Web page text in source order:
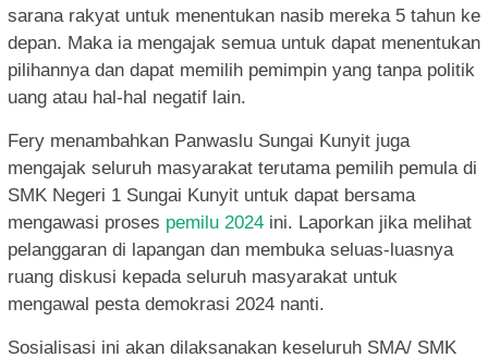
sarana rakyat untuk menentukan nasib mereka 5 tahun ke
depan. Maka ia mengajak semua untuk dapat menentukan
pilihannya dan dapat memilih pemimpin yang tanpa politik
uang atau hal-hal negatif lain.
Fery menambahkan Panwaslu Sungai Kunyit juga
mengajak seluruh masyarakat terutama pemilih pemula di
SMK Negeri 1 Sungai Kunyit untuk dapat bersama
mengawasi proses pemilu 2024 ini. Laporkan jika melihat
pelanggaran di lapangan dan membuka seluas-luasnya
ruang diskusi kepada seluruh masyarakat untuk
mengawal pesta demokrasi 2024 nanti.
Sosialisasi ini akan dilaksanakan keseluruh SMA/ SMK